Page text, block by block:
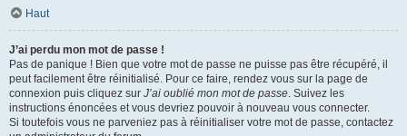
Haut
J’ai perdu mon mot de passe !
Pas de panique ! Bien que votre mot de passe ne puisse pas être récupéré, il
peut facilement être réinitialisé. Pour ce faire, rendez vous sur la page de
connexion puis cliquez sur J’ai oublié mon mot de passe. Suivez les
instructions énoncées et vous devriez pouvoir à nouveau vous connecter.
Si toutefois vous ne parveniez pas à réinitialiser votre mot de passe, contactez